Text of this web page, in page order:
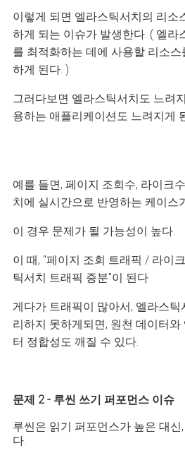
이렇게 되면 엘라스틱서치의 리소
하게 되는 이슈가 발생한다. ( 엘라
를 최적화하는 데에 사용할 리소
하게 된다. )
그러다보면 엘라스틱서치도 느려
용하는 애플리케이션도 느려지게
예를 들면, 페이지 조회수, 라이크
치에 실시간으로 반영하는 케이스
이 경우 문제가 될 가능성이 높다.
이 때, "페이지 조회 트래픽 / 라이
틱서치 트래픽 증분"이 된다
게다가 트래픽이 많아서, 엘라스틱
리하지 못하게되면, 원천 데이터
터 정합성도 깨질 수 있다.
문제 2 - 루씬 쓰기 퍼포먼스 이슈
루씬은 읽기 퍼포먼스가 높은 대신
다.